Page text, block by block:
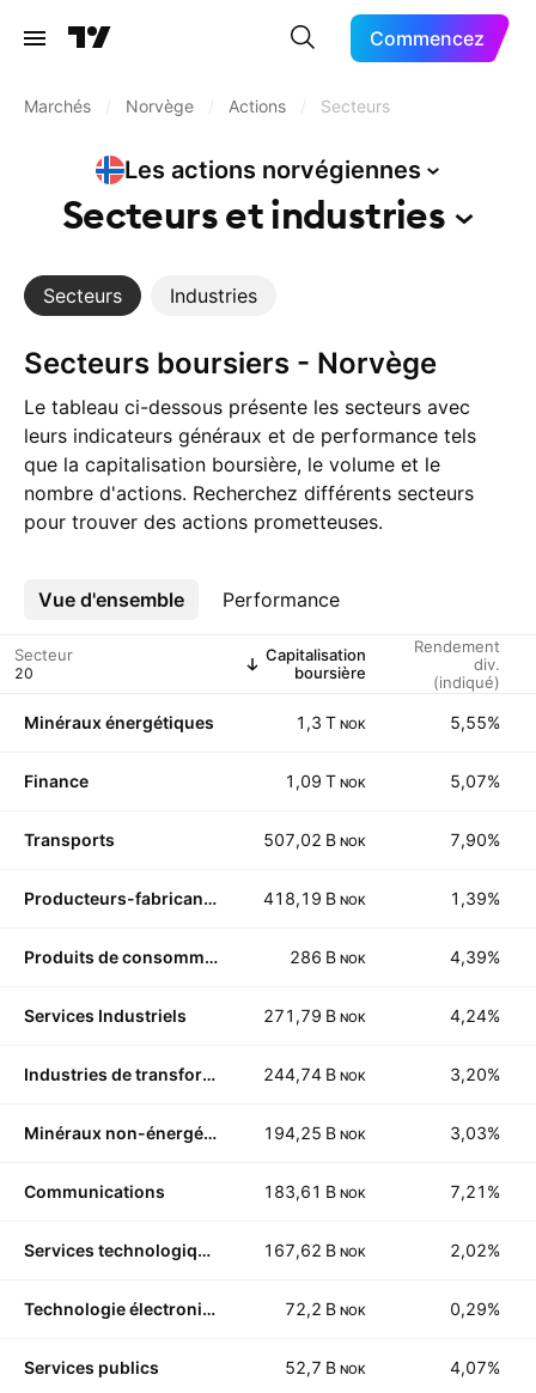
Commencez
Marchés Norvège Actions Secteurs
Les actions norvégiennes
Secteurs etindustries
Secteurs Industries
Secteurs boursiers - Norvège
Le tableau ci-dessous présente les secteurs avec
leurs indicateurs généraux et de performance tels
que la capitalisation boursière, le volume et le
nombre d'actions. Recherchez différents secteurs
pour trouver des actions prometteuses.
Vue d'ensemble Performance
Plus
Secteur
Capitalisation
boursière
Rendement
div.
(indiqué)
Minéraux énergétiques 1,3 T NOK 5,55%
Finance 1,09 T NOK 5,07%
Transports 507,02 B NOK 7,90%
Producteurs-fabricants 418,19 B NOK 1,39%
Produits de consommation non durables 286 B NOK 4,39%
Services Industriels 271,79 B NOK 4,24%
Industries de transformation 244,74 B NOK 3,20%
Minéraux non-énergétiques 194,25 B NOK 3,03%
Communications 183,61 B NOK 7,21%
Services technologiques 167,62 B NOK 2,02%
Technologie électronique 72,2 B NOK 0,29%
Services publics 52,7 B NOK 4,07%